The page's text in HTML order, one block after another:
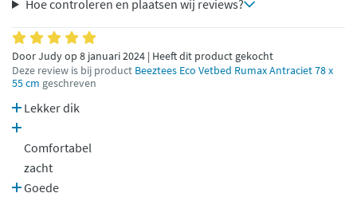
Hoe controleren en plaatsen wij reviews?
Door Judy op 8 januari 2024 | Heeft dit product gekocht
Deze review is bij product Beeztees Eco Vetbed Rumax Antraciet 78 x
55 cm geschreven
Lekker dik
Comfortabel
zacht
Goede